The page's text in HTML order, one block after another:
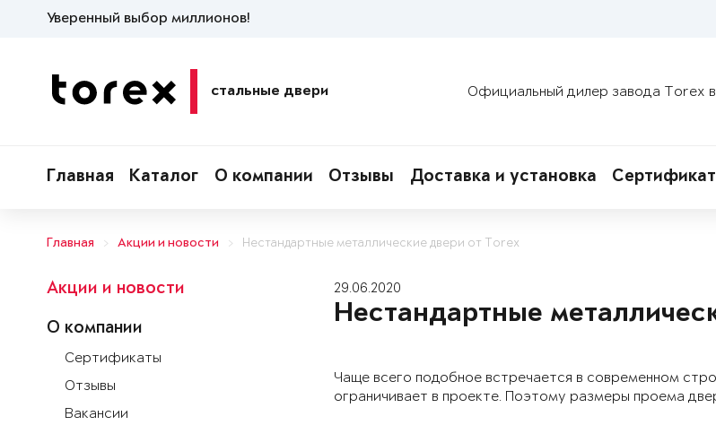
Уверенный выбор миллионов!
стальные двери Официальный дилер завода Torex
Главная Каталог О компании Отзывы Доставка и установка
Главная Акции и новости Нестандартные металлические двери от Torex
Акции и новости
О компании
Сертификаты
Отзывы
Вакансии
29.06.2020
Нестандартные
Чаще всего подобное встречается в современном
ограничивает в проекте. Поэтому размеры проема